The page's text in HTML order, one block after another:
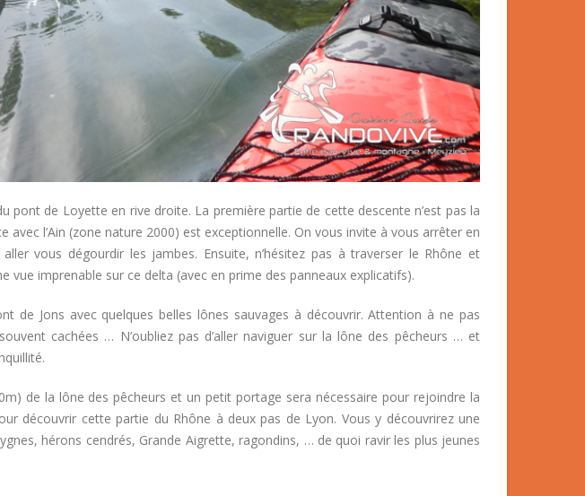
pont de Loyette en rive droite. La première partie de cette descente n’est pas la
avec l’Ain (zone nature 2000) est exceptionnelle. On vous invite à vous arrêter en
vous dégourdir les jambes. Ensuite, n’hésitez pas à traverser le Rhône et
vue imprenable sur ce delta (avec en prime des panneaux explicatifs).
de Jons avec quelques belles lônes sauvages à découvrir. Attention à ne pas
cachées … N’oubliez pas d’aller naviguer sur la lône des pêcheurs … et
de la lône des pêcheurs et un petit portage sera nécessaire pour rejoindre la
découvrir cette partie du Rhône à deux pas de Lyon. Vous y découvrirez une
hérons cendrés, Grande Aigrette, ragondins, … de quoi ravir les plus jeunes